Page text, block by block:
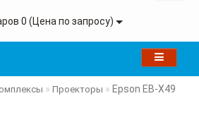
0 (Цена по запросу)
Проекторы Epson EB-X49